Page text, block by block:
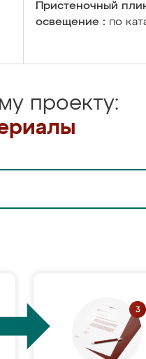
Пристеночный
освещение : по
проекту: